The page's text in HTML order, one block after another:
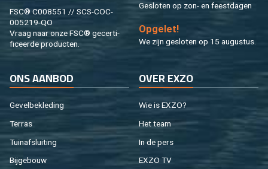
FSC® C008551 // SCS-COC-
005219-QO
Vraag naar onze FSC® ge­cer­ti­
fi­ceer­de pro­duc­ten.
Ge­slo­ten op zon- en feest­da­gen
Op­ge­let!
We zijn ge­slo­ten op 15 au­gus­tus.
ONS AAN­BOD
Ge­vel­be­kle­ding
Ter­ras
Tuin­af­slui­ting
Bij­ge­bouw
OVER EXZO
Wie is EXZO?
Het team
In de pers
EXZO TV